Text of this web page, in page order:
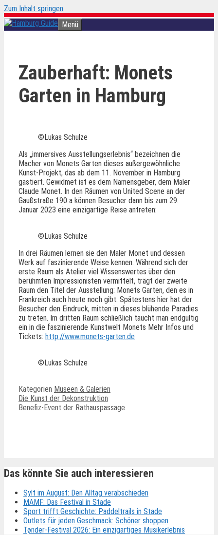
Zum Inhalt springen
Menü
Zauberhaft: Monets
Garten in Hamburg
©Lukas Schulze
Als „immersives Ausstellungserlebnis“ bezeichnen die
Macher von Monets Garten dieses außergewöhnliche
Kunst-Projekt, das ab dem 11. November in Hamburg
gastiert. Gewidmet ist es dem Namensgeber, dem Maler
Claude Monet. In den Räumen von United Scene an der
Gaußstraße 190 a können Besucher dann bis zum 29.
Januar 2023 eine einzigartige Reise antreten:
©Lukas Schulze
In drei Räumen lernen sie den Maler Monet und dessen
Werk auf faszinierende Weise kennen. Während sich der
erste Raum als Atelier viel Wissenswertes über den
berühmten Impressionisten vermittelt, trägt der zweite
Raum den Titel der Ausstellung: Monets Garten, den es in
Frankreich auch heute noch gibt. Spätestens hier hat der
Besucher den Eindruck, mitten in dieses blühende Paradies
zu treten. Im dritten Raum schließlich taucht man endgültig
ein in die faszinierende Kunstwelt Monets Mehr Infos und
Tickets: http://www.monets-garten.de
©Lukas Schulze
Kategorien Museen & Galerien
Die Kunst der Dekonstruktion
Benefiz-Event der Rathauspassage
Das könnte Sie auch interessieren
Sylt im August: Den Alltag verabschieden
MAMF: Das Festival in Stade
Sport trifft Geschichte: Paddeltrails in Stade
Outlets für jeden Geschmack: Schöner shoppen
Tønder-Festival 2026: Ein einzigartiges Musikerlebnis